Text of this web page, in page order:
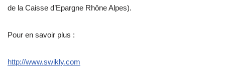
de la Caisse d’Epargne Rhône Alpes).
Pour en savoir plus :
http://www.swikly.com